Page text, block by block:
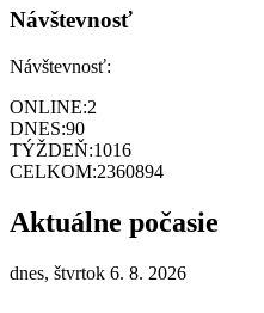
Návštevnosť
Návštevnosť:
ONLINE:2
DNES:90
TÝŽDEŇ:1016
CELKOM:2360894
Aktuálne počasie
dnes, štvrtok 6. 8. 2026